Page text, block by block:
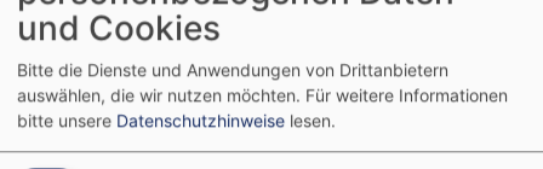
Camino Francés
Gemeinsam haben sie
sich im Rahmen einer
und Cookies
Bitte die Dienste und Anwendungen von Drittanbietern
auswählen, die wir nutzen möchten. Für weitere Informationen
bitte unsere Datenschutzhinweise lesen.